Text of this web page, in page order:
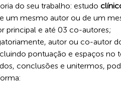
do seu trabalho: estudo
um mesmo autor ou de um
principal e até 03 co-autores;
autor ou co-autor
pontuação e espaços
conclusões e unitermos,